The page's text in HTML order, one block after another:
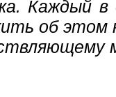
Каждый в
об этом